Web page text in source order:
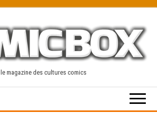
le magazine des cultures comics